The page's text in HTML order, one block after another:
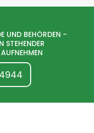
UND BEHÖRDEN -
STEHENDER